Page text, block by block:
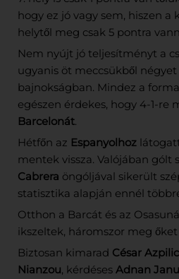
hogy ez jó vagy sem, hiszen a
helytől meg csak 5 pontra
Nem nyújt jó teljesítményt a
ugyanis öt meccsükből
bajnokságban. Mindez a
egészen érdekes, hogy 4-1-re
Barcelonát.
Hétfőn az Espanyolhoz
mentek vissza. Valójában gólt
Cabrera öngóljával sikerült
statisztika alapján ennél
Otthon a Barcát és az
ikszeltek, háromszor meg
Biztosan kimarad César
Nianzou, kérdéses Adnan